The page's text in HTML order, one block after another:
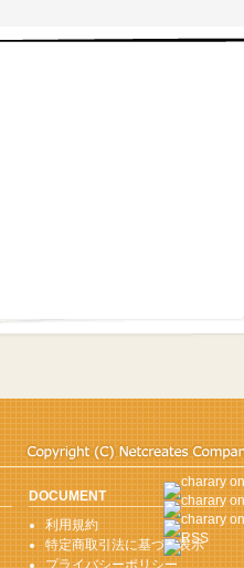
DOCUMENT
利用規約
特定商取引法に基づく表示
プライバシーポリシー